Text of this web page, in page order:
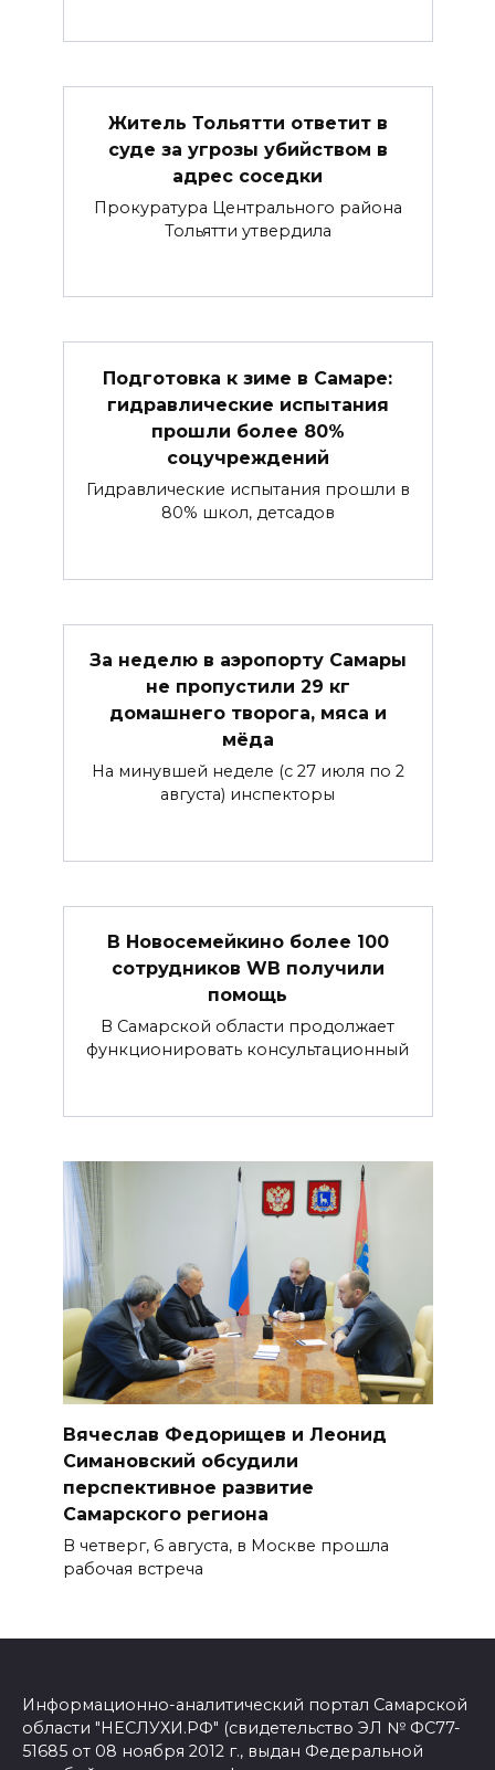
Житель Тольятти ответит в
суде за угрозы убийством в
адрес соседки
Прокуратура Центрального района
Тольятти утвердила
Подготовка к зиме в Самаре:
гидравлические испытания
прошли более 80%
соцучреждений
Гидравлические испытания прошли в
80% школ, детсадов
За неделю в аэропорту Самары
не пропустили 29 кг
домашнего творога, мяса и
мёда
На минувшей неделе (с 27 июля по 2
августа) инспекторы
В Новосемейкино более 100
сотрудников WB получили
помощь
В Самарской области продолжает
функционировать консультационный
Вячеслав Федорищев и Леонид
Симановский обсудили
перспективное развитие
Самарского региона
В четверг, 6 августа, в Москве прошла
рабочая встреча
Информационно-аналитический портал Самарской
области "НЕСЛУХИ.РФ" (свидетельство ЭЛ № ФС77-
51685 от 08 ноября 2012 г., выдан Федеральной